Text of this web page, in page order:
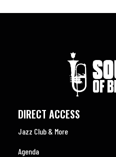
DIRECT ACCESS
Jazz Club & More
Agenda